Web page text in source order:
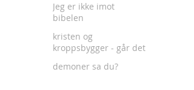
Jeg er ikke imot
bibelen
kristen og
kroppsbygger - går det
demoner sa du?